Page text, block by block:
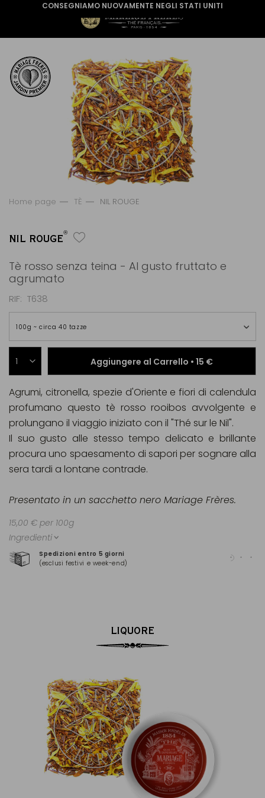
CONSEGNIAMO NUOVAMENTE NEGLI STATI UNITI
Home page TÈ NIL ROUGE
NIL ROUGE®
Tè rosso senza teina - Al gusto fruttato e
agrumato
RIF T638
100g ~ circa 40 tazze
Aggiungere al Carrello • 15 €
Spedizioni entro 5 giorni
(esclusi festivi e week-end)
Agrumi, citronella, spezie d'Oriente e fiori di calendula
profumano questo tè rosso rooibos avvolgente e
prolungano il viaggio iniziato con il "Thé sur le Nil".
Il suo gusto alle stesso tempo delicato e brillante
procura uno spaesamento di sapori per sognare alla
sera tardi a lontane contrade.
Presentato in un sacchetto nero Mariage Frères.
15,00 € per 100g
Ingredienti
LIQUORE